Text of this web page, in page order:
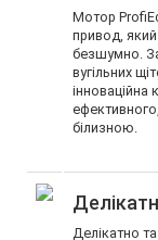
Мотор
привод,
безшумно.
вугільних
інноваційна
білизною.
Делікатно